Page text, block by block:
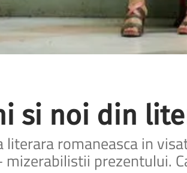
si noi din
romaneasca in
prezentului.